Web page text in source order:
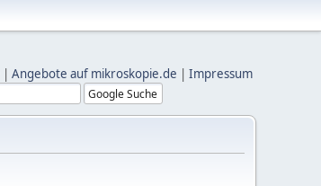
| Angebote auf mikroskopie.de | Impressum